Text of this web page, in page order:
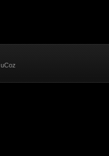
uCoz